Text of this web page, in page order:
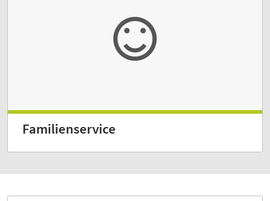
Familienservice